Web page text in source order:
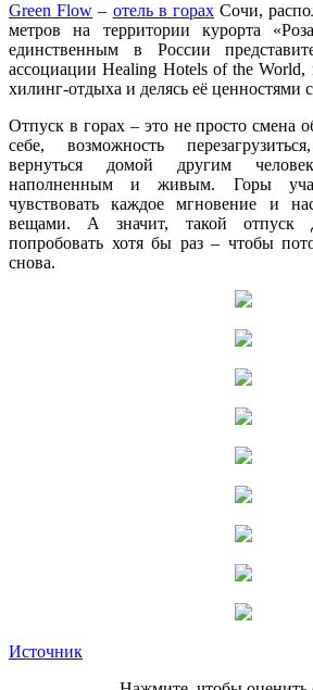
Green Flow – отель в горах Сочи,
метров на территории курорта
единственным в России
ассоциации Healing Hotels of the
хилинг-отдыха и делясь её ценностями
Отпуск в горах – это не просто смена
себе, возможность
вернуться домой другим
наполненным и живым. Горы
чувствовать каждое мгновение и
вещами. А значит, такой отпуск
попробовать хотя бы раз – чтобы
снова.
Источник